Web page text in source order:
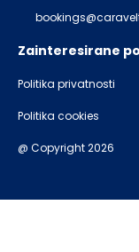
Zainteresirane
Politika privatnosti
Politika cookies
@ Copyright 2026